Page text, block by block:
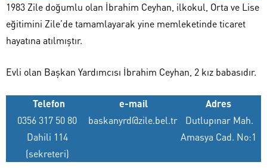
1983 Zile doğumlu olan İbrahim Ceyhan, ilkokul, Orta ve Lise
eğitimini Zile’de tamamlayarak yine memleketinde ticaret
hayatına atılmıştır.
Evli olan Başkan Yardımcısı İbrahim Ceyhan, 2 kız babasıdır.
Telefon e-mail
Adres
0356 317 50 80
Dahili 114
(sekreteri)
baskanyrd@zile.bel.tr
Dutlupınar Mah.
Amasya Cad. No:1